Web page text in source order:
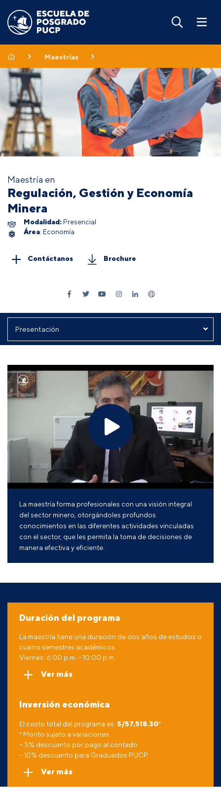
Maestrías
Maestría en
Regulación, Gestión y Economía
Minera
Modalidad: Presencial
Área: Economía
Contáctanos Brochure
La maestría forma profesionales con una visión integral
del sector minero, otorgándoles profundos
conocimientos en las diferentes actividades vinculadas
con el sector, que les permita la toma de decisiones de
manera efectiva y eficiente.
Duración del programa
La maestría tiene una duración de dos años de estudios o
cuatro semestres académicos.
Viernes: 6:00 p.m. – 10:00 p.m.
Ver más
Inversión económica
El costo total del programa es: S/57,518.30*
* Monto sujeto a variaciones.
– 5% descuento por pago al contado
– 10% descuento para Graduados PUCP
Ver más